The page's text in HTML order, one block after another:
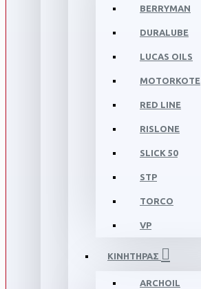
BERRYMAN
DURALUBE
LUCAS OILS
MOTORKOTE
RED LINE
RISLONE
SLICK 50
STP
TORCO
VP
ΚΙΝΗΤΗΡΑΣ
ARCHOIL